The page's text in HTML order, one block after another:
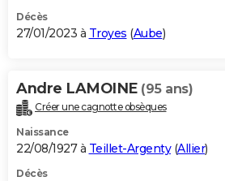
Décès
27/01/2023 à Troyes (Aube)
Andre LAMOINE (95 ans)
Créer une cagnotte obsèques
Naissance
22/08/1927 à Teillet-Argenty(Allier)
Décès